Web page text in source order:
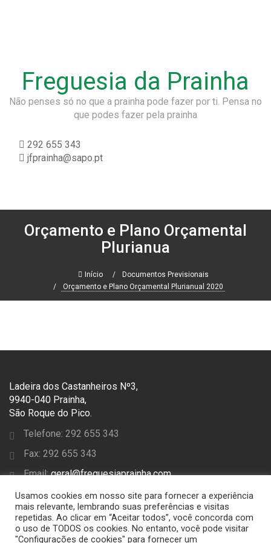
Freguesia da Prainha
Não penses só no que a prainha pode fazer por ti. Pensa no
que podes fazer pela prainha
292 655 343
jfprainha@sapo.pt
Orçamento e Plano Orçamental
Plurianua
Início
Documentos Previsionais
Orçamento e Plano Orçamental Plurianual 2020
Ladeira dos Castanheiros Nº3,
9940-040 Prainha,
São Roque do Pico.
Telefone: 292 655 343
Fax: 292 655 343
Email:geral@freguesiaprainha.com
SEGUE-NOS
Usamos cookies em nosso site para fornecer a experiência
mais relevante, lembrando suas preferências e visitas
repetidas. Ao clicar em “Aceitar todos”, você concorda com
o uso de TODOS os cookies. No entanto, você pode visitar
"Configurações de cookies" para fornecer um